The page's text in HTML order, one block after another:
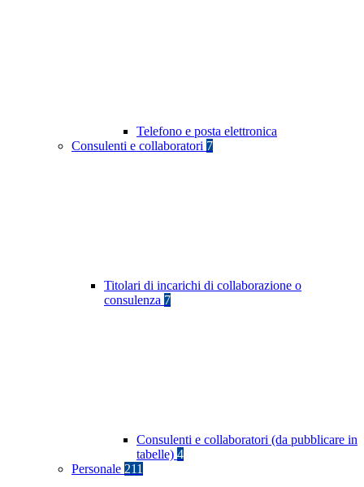
Telefono e posta elettronica
Consulenti e collaboratori 7
Titolari di incarichi di collaborazione o
consulenza 7
Consulenti e collaboratori (da pubblicare in
tabelle) 4
Personale 211